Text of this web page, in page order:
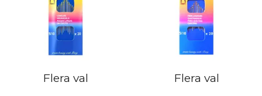
Flera val
Flera val